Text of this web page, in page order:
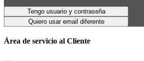
Tengo usuario y contraseña
Quiero usar email diferente
Área de servicio al Cliente